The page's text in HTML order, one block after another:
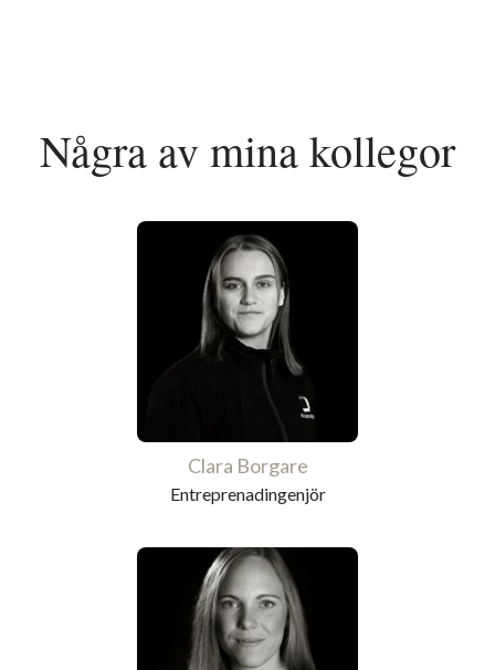
Några av mina kollegor
Clara Borgare
Entreprenadingenjör